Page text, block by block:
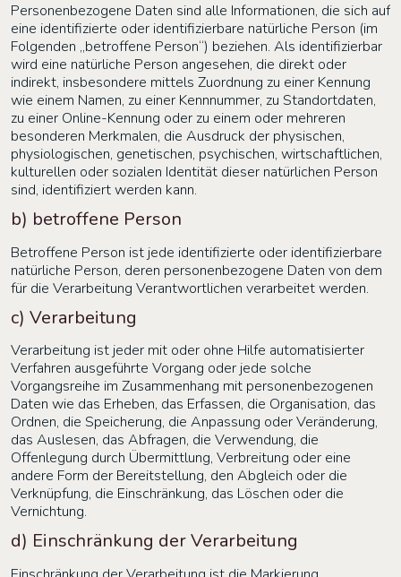
Personenbezogene Daten sind alle Informationen, die sich auf
eine identifizierte oder identifizierbare natürliche Person (im
Folgenden „betroffene Person“) beziehen. Als identifizierbar
wird eine natürliche Person angesehen, die direkt oder
indirekt, insbesondere mittels Zuordnung zu einer Kennung
wie einem Namen, zu einer Kennnummer, zu Standortdaten,
zu einer Online-Kennung oder zu einem oder mehreren
besonderen Merkmalen, die Ausdruck der physischen,
physiologischen, genetischen, psychischen, wirtschaftlichen,
kulturellen oder sozialen Identität dieser natürlichen Person
sind, identifiziert werden kann.
b) betroffene Person
Betroffene Person ist jede identifizierte oder identifizierbare
natürliche Person, deren personenbezogene Daten von dem
für die Verarbeitung Verantwortlichen verarbeitet werden.
c) Verarbeitung
Verarbeitung ist jeder mit oder ohne Hilfe automatisierter
Verfahren ausgeführte Vorgang oder jede solche
Vorgangsreihe im Zusammenhang mit personenbezogenen
Daten wie das Erheben, das Erfassen, die Organisation, das
Ordnen, die Speicherung, die Anpassung oder Veränderung,
das Auslesen, das Abfragen, die Verwendung, die
Offenlegung durch Übermittlung, Verbreitung oder eine
andere Form der Bereitstellung, den Abgleich oder die
Verknüpfung, die Einschränkung, das Löschen oder die
Vernichtung.
d) Einschränkung der Verarbeitung